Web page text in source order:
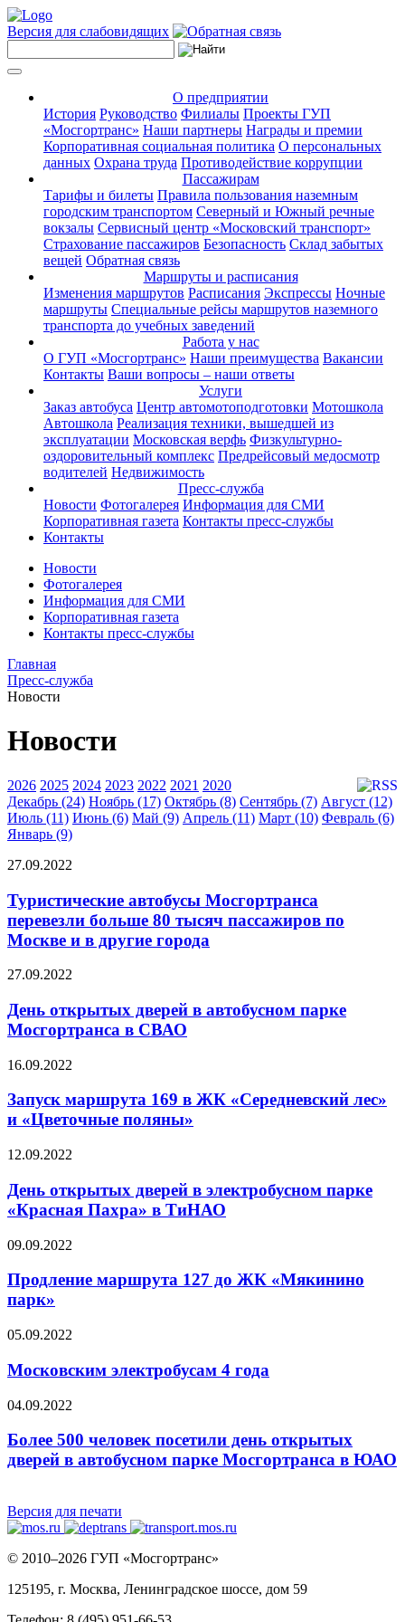
Версия для слабовидящих
О предприятии
История Руководство Филиалы Проекты ГУП
«Мосгортранс» Наши партнеры Награды и премии
Корпоративная социальная политика О персональных
данных Охрана труда Противодействие коррупции
Пассажирам
Тарифы и билеты Правила пользования наземным
городским транспортом Северный и Южный речные
вокзалы Сервисный центр «Московский транспорт»
Страхование пассажиров Безопасность Склад забытых
вещей Обратная связь
Маршруты и расписания
Изменения маршрутов Расписания Экспрессы Ночные
маршруты Специальные рейсы маршрутов наземного
транспорта до учебных заведений
Работа у нас
О ГУП «Мосгортранс» Наши преимущества Вакансии
Контакты Ваши вопросы – наши ответы
Услуги
Заказ автобуса Центр автомотоподготовки Мотошкола
Автошкола Реализация техники, вышедшей из
эксплуатации Московская верфь Физкультурно-
оздоровительный комплекс Предрейсовый медосмотр
водителей Недвижимость
Пресс-служба
Новости Фотогалерея Информация для СМИ
Корпоративная газета Контакты пресс-службы
Контакты
Новости
Фотогалерея
Информация для СМИ
Корпоративная газета
Контакты пресс-службы
Главная
Пресс-служба
Новости
Новости
2026 2025 2024 2023 2022 2021 2020
Декабрь (24) Ноябрь (17) Октябрь (8) Сентябрь (7) Август (12)
Июль (11) Июнь (6) Май (9) Апрель (11) Март (10) Февраль (6)
Январь (9)
27.09.2022
Туристические автобусы Мосгортранса
перевезли больше 80 тысяч пассажиров по
Москве и в другие города
27.09.2022
День открытых дверей в автобусном парке
Мосгортранса в СВАО
16.09.2022
Запуск маршрута 169 в ЖК «Середневский лес»
и «Цветочные поляны»
12.09.2022
День открытых дверей в электробусном парке
«Красная Пахра» в ТиНАО
09.09.2022
Продление маршрута 127 до ЖК «Мякинино
парк»
05.09.2022
Московским электробусам 4 года
04.09.2022
Более 500 человек посетили день открытых
дверей в автобусном парке Мосгортранса в ЮАО
Версия для печати
© 2010–2026 ГУП «Мосгортранс»
125195, г. Москва, Ленинградское шоссе, дом 59